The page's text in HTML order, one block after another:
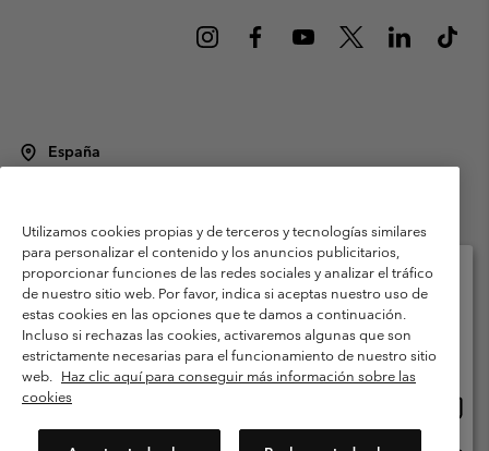
España
Condiciones de uso
Terminos de Venta
Garantía
Política de Privacidad
Términos y condiciones del programa de miembros
Términos De Uso Del Contenido Generado Por Los Usuarios
Impressum
Cookies Public CBCR
Utilizamos cookies propias y de terceros y tecnologías similares
para personalizar el contenido y los anuncios publicitarios,
proporcionar funciones de las redes sociales y analizar el tráfico
de nuestro sitio web. Por favor, indica si aceptas nuestro uso de
estas cookies en las opciones que te damos a continuación.
Incluso si rechazas las cookies, activaremos algunas que son
estrictamente necesarias para el funcionamiento de nuestro sitio
web. Haz clic aquí para conseguir más información sobre las
cookies
Selecciona tu país e idioma envío
Compras en línea disponibles